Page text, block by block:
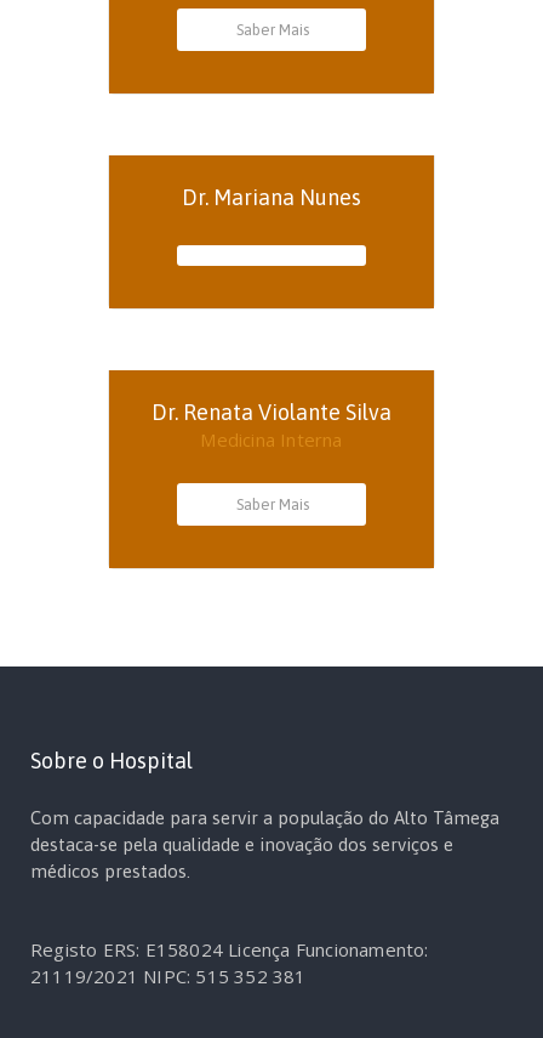
Saber Mais
Dr. Mariana Nunes
Dr. Renata Violante Silva
Medicina Interna
Saber Mais
Sobre o Hospital
Com capacidade para servir a população do Alto Tâmega
destaca-se pela qualidade e inovação dos serviços e
médicos prestados.
Registo ERS: E158024 Licença Funcionamento:
21119/2021 NIPC: 515 352 381